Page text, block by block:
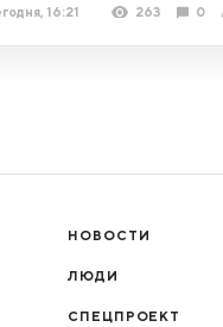
16:21 263 0
НОВОСТИ
ЛЮДИ
СПЕЦПРОЕКТ